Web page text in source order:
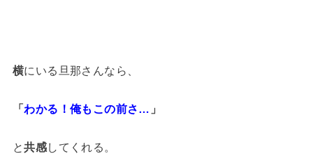
横にいる旦那さんなら、
「わかる！俺もこの前さ… 」
と共感してくれる。